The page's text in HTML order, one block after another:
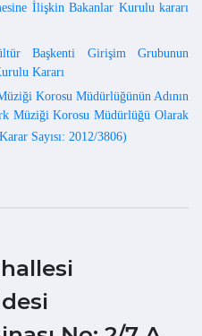
İlişkin Bakanlar Kurulu kararı
Başkenti Girişim Grubunun
Kararı
Korosu Müdürlüğünün Adının
Müziği Korosu Müdürlüğü Olarak
Sayısı: 2012/3806)